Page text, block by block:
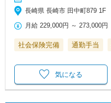
長崎県 長崎市 田中町879 1F
月給 229,000円 ～ 273,000円
社会保険完備 通勤手当
気になる